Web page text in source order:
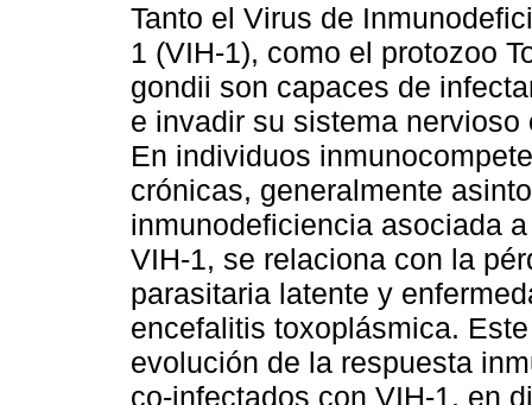
Tanto el Virus de
1 (VIH-1), como el protozoo
gondii son capaces de
e invadir su sistema nervioso
En individuos
crónicas, generalmente
inmunodeficiencia asociada
VIH-1, se relaciona con la
parasitaria latente y
encefalitis toxoplásmica.
evolución de la respuesta
co-infectados con VIH-1, en